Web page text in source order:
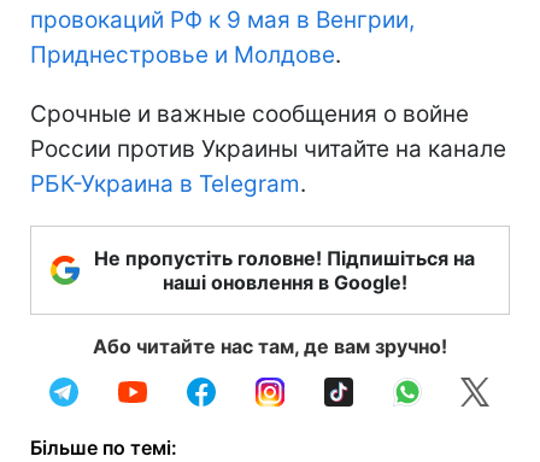
провокаций РФ к 9 мая в Венгрии,
Приднестровье и Молдове.
Срочные и важные сообщения о войне
России против Украины читайте на канале
РБК-Украина в Telegram.
Не пропустіть головне! Підпишіться на
наші оновлення в Google!
Або читайте нас там, де вам зручно!
Більше по темі: